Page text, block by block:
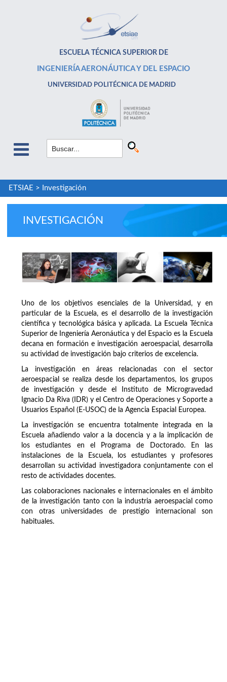
ESCUELA TÉCNICA SUPERIOR DE
INGENIERÍA AERONÁUTICA Y DEL ESPACIO
UNIVERSIDAD POLITÉCNICA DE MADRID
ETSIAE > Investigación
INVESTIGACIÓN
Uno de los objetivos esenciales de la Universidad, y en
particular de la Escuela, es el desarrollo de la investigación
científica y tecnológica básica y aplicada. La Escuela Técnica
Superior de Ingeniería Aeronáutica y del Espacio es la Escuela
decana en formación e investigación aeroespacial, desarrolla
su actividad de investigación bajo criterios de excelencia.
La investigación en áreas relacionadas con el sector
aeroespacial se realiza desde los departamentos, los grupos
de investigación y desde el Instituto de Microgravedad
Ignacio Da Riva (IDR) y el Centro de Operaciones y Soporte a
Usuarios Español (E-USOC) de la Agencia Espacial Europea.
La investigación se encuentra totalmente integrada en la
Escuela añadiendo valor a la docencia y a la implicación de
los estudiantes en el Programa de Doctorado. En las
instalaciones de la Escuela, los estudiantes y profesores
desarrollan su actividad investigadora conjuntamente con el
resto de actividades docentes.
Las colaboraciones nacionales e internacionales en el ámbito
de la investigación tanto con la industria aeroespacial como
con otras universidades de prestigio internacional son
habituales.